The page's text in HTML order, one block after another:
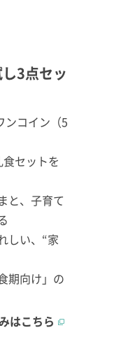
3点セッ
ンコイン（5
セットを
と、子育て
しい、“家
期向け」の
はこちら